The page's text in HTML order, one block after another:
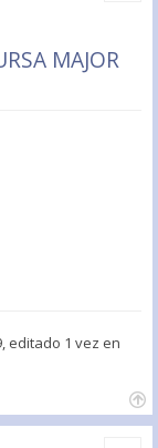
MAJOR
editado 1 vez en